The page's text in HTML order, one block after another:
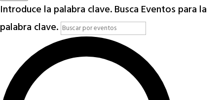
Introduce la palabra clave. Busca Eventos para la
palabra clave.